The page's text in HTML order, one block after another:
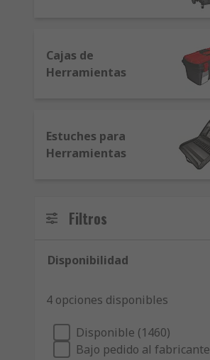
Cajas de
Herramientas
Estuches para
Herramientas
Filtros
Disponibilidad
4 opciones disponibles
Disponible (1460)
Bajo pedido al fabricante